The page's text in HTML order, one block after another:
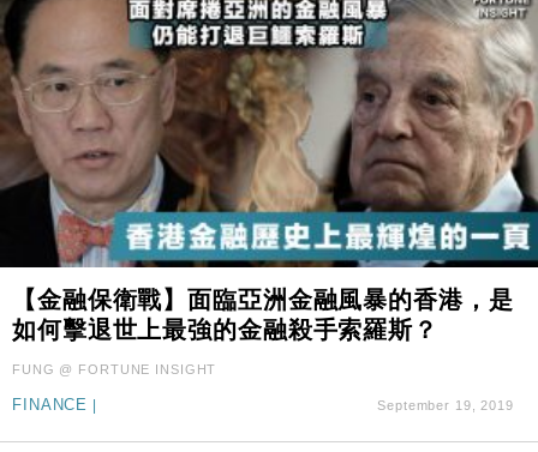
【金融保衛戰】面臨亞洲金融風暴的香港，是
如何擊退世上最強的金融殺手索羅斯？
FUNG @ FORTUNE INSIGHT
FINANCE | September 19, 2019